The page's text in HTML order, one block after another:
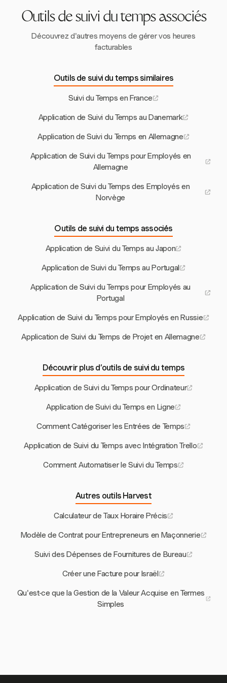
Outils de suivi du temps associés
Découvrez d'autres moyens de gérer vos heures
facturables
Outils de suivi du temps similaires
Suivi du Temps en France
Application de Suivi du Temps au Danemark
Application de Suivi du Temps en Allemagne
Application de Suivi du Temps pour Employés en
Allemagne
Application de Suivi du Temps des Employés en
Norvège
Outils de suivi du temps associés
Application de Suivi du Temps au Japon
Application de Suivi du Temps au Portugal
Application de Suivi du Temps pour Employés au
Portugal
Application de Suivi du Temps pour Employés en Russie
Application de Suivi du Temps de Projet en Allemagne
Découvrir plus d’outils de suivi du temps
Application de Suivi du Temps pour Ordinateur
Application de Suivi du Temps en Ligne
Comment Catégoriser les Entrées de Temps
Application de Suivi du Temps avec Intégration Trello
Comment Automatiser le Suivi du Temps
Autres outils Harvest
Calculateur de Taux Horaire Précis
Modèle de Contrat pour Entrepreneurs en Maçonnerie
Suivi des Dépenses de Fournitures de Bureau
Créer une Facture pour Israël
Qu'est-ce que la Gestion de la Valeur Acquise en Termes
Simples